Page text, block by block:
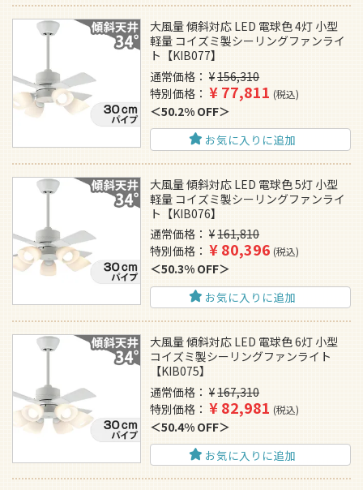
大風量 傾斜対応 LED 電球色 4灯 小型
軽量 コイズミ製シーリングファンライ
ト【KIB077】
通常価格
¥156,310
特別価格
¥77,811 税込
50.2% OFF
お気に入りに追加
大風量 傾斜対応 LED 電球色 5灯 小型
軽量 コイズミ製シーリングファンライ
ト【KIB076】
通常価格
¥161,810
特別価格
¥80,396 税込
50.3% OFF
お気に入りに追加
大風量 傾斜対応 LED 電球色 6灯 小型
コイズミ製シーリングファンライト
【KIB075】
通常価格
¥167,310
特別価格
¥82,981 税込
50.4% OFF
お気に入りに追加